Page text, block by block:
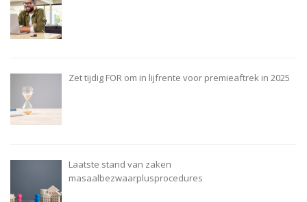
Zet tijdig FOR om in lijfrente voor premieaftrek in 2025
Laatste stand van zaken
masaalbezwaarplusprocedures